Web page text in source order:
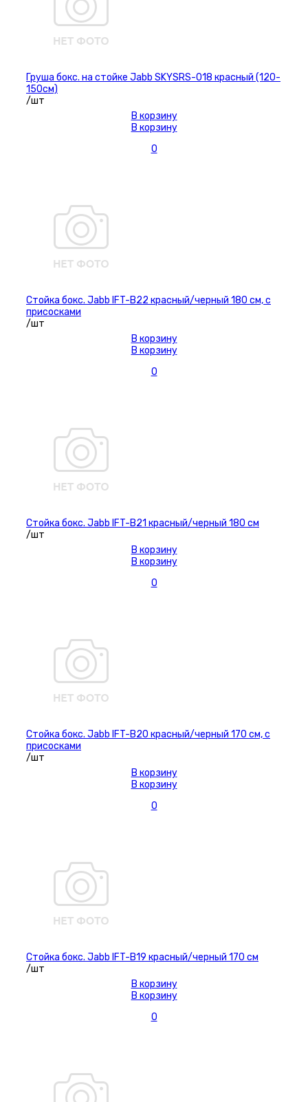
Груша бокс. на стойке Jabb SKYSRS-018 красный (120-
150см)
/шт
В корзину
В корзину
0
Стойка бокс. Jabb IFT-B22 красный/черный 180 см, с
присосками
/шт
В корзину
В корзину
0
Стойка бокс. Jabb IFT-B21 красный/черный 180 см
/шт
В корзину
В корзину
0
Стойка бокс. Jabb IFT-B20 красный/черный 170 см, с
присосками
/шт
В корзину
В корзину
0
Стойка бокс. Jabb IFT-B19 красный/черный 170 см
/шт
В корзину
В корзину
0